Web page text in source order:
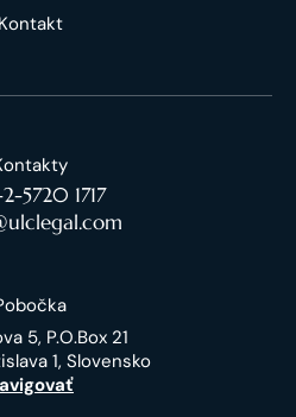
Kontakt
5720 1717
5, P.O.Box 21
1, Slovensko